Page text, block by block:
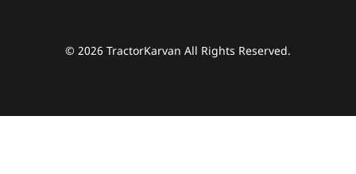
© 2026 TractorKarvan All Rights Reserved.